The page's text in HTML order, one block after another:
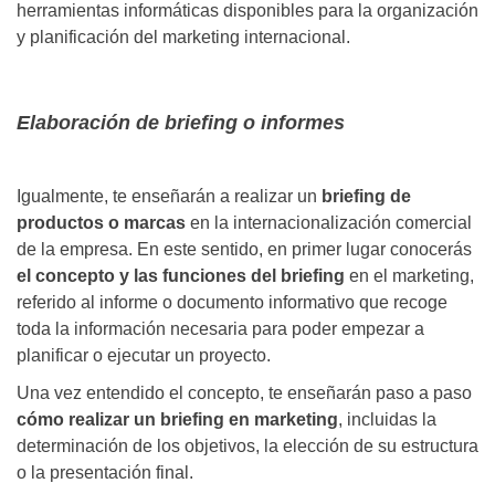
herramientas informáticas disponibles para la organización
y planificación del marketing internacional.
Elaboración de briefing o informes
Igualmente, te enseñarán a realizar un briefing de
productos o marcas en la internacionalización comercial
de la empresa. En este sentido, en primer lugar conocerás
el concepto y las funciones del briefing en el marketing,
referido al informe o documento informativo que recoge
toda la información necesaria para poder empezar a
planificar o ejecutar un proyecto.
Una vez entendido el concepto, te enseñarán paso a paso
cómo realizar un briefing en marketing, incluidas la
determinación de los objetivos, la elección de su estructura
o la presentación final.